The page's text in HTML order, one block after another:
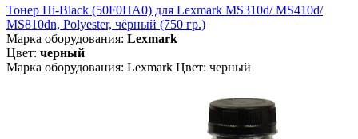
Тонер Hi-Black (50F0HA0) для Lexmark MS310d/ MS410d/
MS810dn, Polyester, чёрный (750 гр.)
Марка оборудования: Lexmark
Цвет: черный
Марка оборудования: Lexmark Цвет: черный